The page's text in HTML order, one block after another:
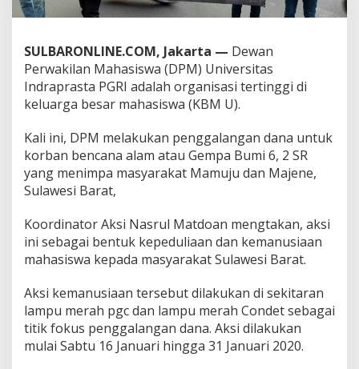
u
K
e
m
a
n
s
i
a
a
SULBARONLINE.COM, Jakarta — Dewan
Perwakilan Mahasiswa (DPM) Universitas
Indraprasta PGRI adalah organisasi tertinggi di
keluarga besar mahasiswa (KBM U).
Kali ini, DPM melakukan penggalangan dana untuk
korban bencana alam atau Gempa Bumi 6, 2 SR
yang menimpa masyarakat Mamuju dan Majene,
Sulawesi Barat,
Koordinator Aksi Nasrul Matdoan mengtakan, aksi
ini sebagai bentuk kepeduliaan dan kemanusiaan
mahasiswa kepada masyarakat Sulawesi Barat.
Aksi kemanusiaan tersebut dilakukan di sekitaran
lampu merah pgc dan lampu merah Condet sebagai
titik fokus penggalangan dana. Aksi dilakukan
mulai Sabtu 16 Januari hingga 31 Januari 2020.